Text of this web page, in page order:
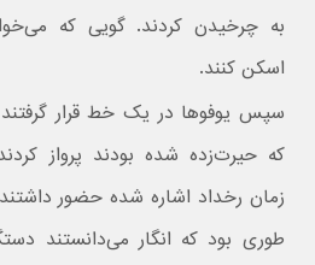
به چرخیدن کردند. گویی که
اسکن کنند.
سپس یوفوها در یک خط قرار
که حیرت‌زده شده بودند پرواز
زمان رخداد اشاره شده حضور
طوری بود که انگار می‌دانستند